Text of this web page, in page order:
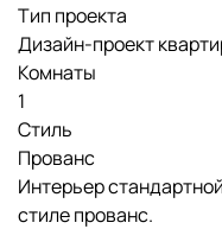
Тип проекта
Дизайн-проект
Комнаты
1
Стиль
Прованс
Интерьер
стиле прованс.